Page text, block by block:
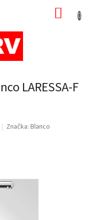
LARESSA-F
Značka: Blanco